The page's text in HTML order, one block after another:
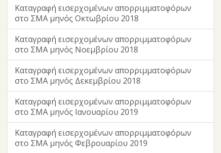
Καταγραφή εισερχομένων απορριμματοφόρων
στο ΣΜΑ μηνός Οκτωβρίου 2018
Καταγραφή εισερχομένων απορριμματοφόρων
στο ΣΜΑ μηνός Νοεμβρίου 2018
Καταγραφή εισερχομένων απορριμματοφόρων
στο ΣΜΑ μηνός Δεκεμβρίου 2018
Καταγραφή εισερχομένων απορριμματοφόρων
στο ΣΜΑ μηνός Ιανουαρίου 2019
Καταγραφή εισερχομένων απορριμματοφόρων
στο ΣΜΑ μηνός Φεβρουαρίου 2019